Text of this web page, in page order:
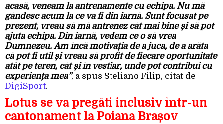
acasă, veneam la antrenamente cu echipa. Nu mă
gândesc acum la ce va fi din iarnă. Sunt focusat pe
prezent, vreau să mă antrenez cât mai bine și să pot
ajuta echipa. Din iarnă, vedem ce o să vrea
Dumnezeu. Am încă motivația de a juca, de a arăta
că pot fi util și vreau să profit de fiecare oportunitate
atât pe teren, cât și în vestiar, unde pot contribui cu
experiența mea”, a spus Steliano Filip, citat de
DigiSport.
Lotus se va pregăti inclusiv într-un
cantonament la Poiana Brașov